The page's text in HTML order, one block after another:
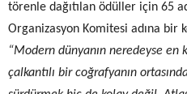
törenle dağıtılan ödüller için 65
Organizasyon Komitesi adına bir
“Modern dünyanın neredeyse en
çalkantılı bir coğrafyanın